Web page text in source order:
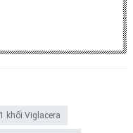
khối Viglacera